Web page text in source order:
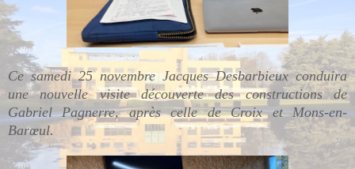
Ce samedi 25 novembre Jacques Desbarbieux conduira
une nouvelle visite découverte des constructions de
Gabriel Pagnerre, après celle de Croix et Mons-en-
Barœul.